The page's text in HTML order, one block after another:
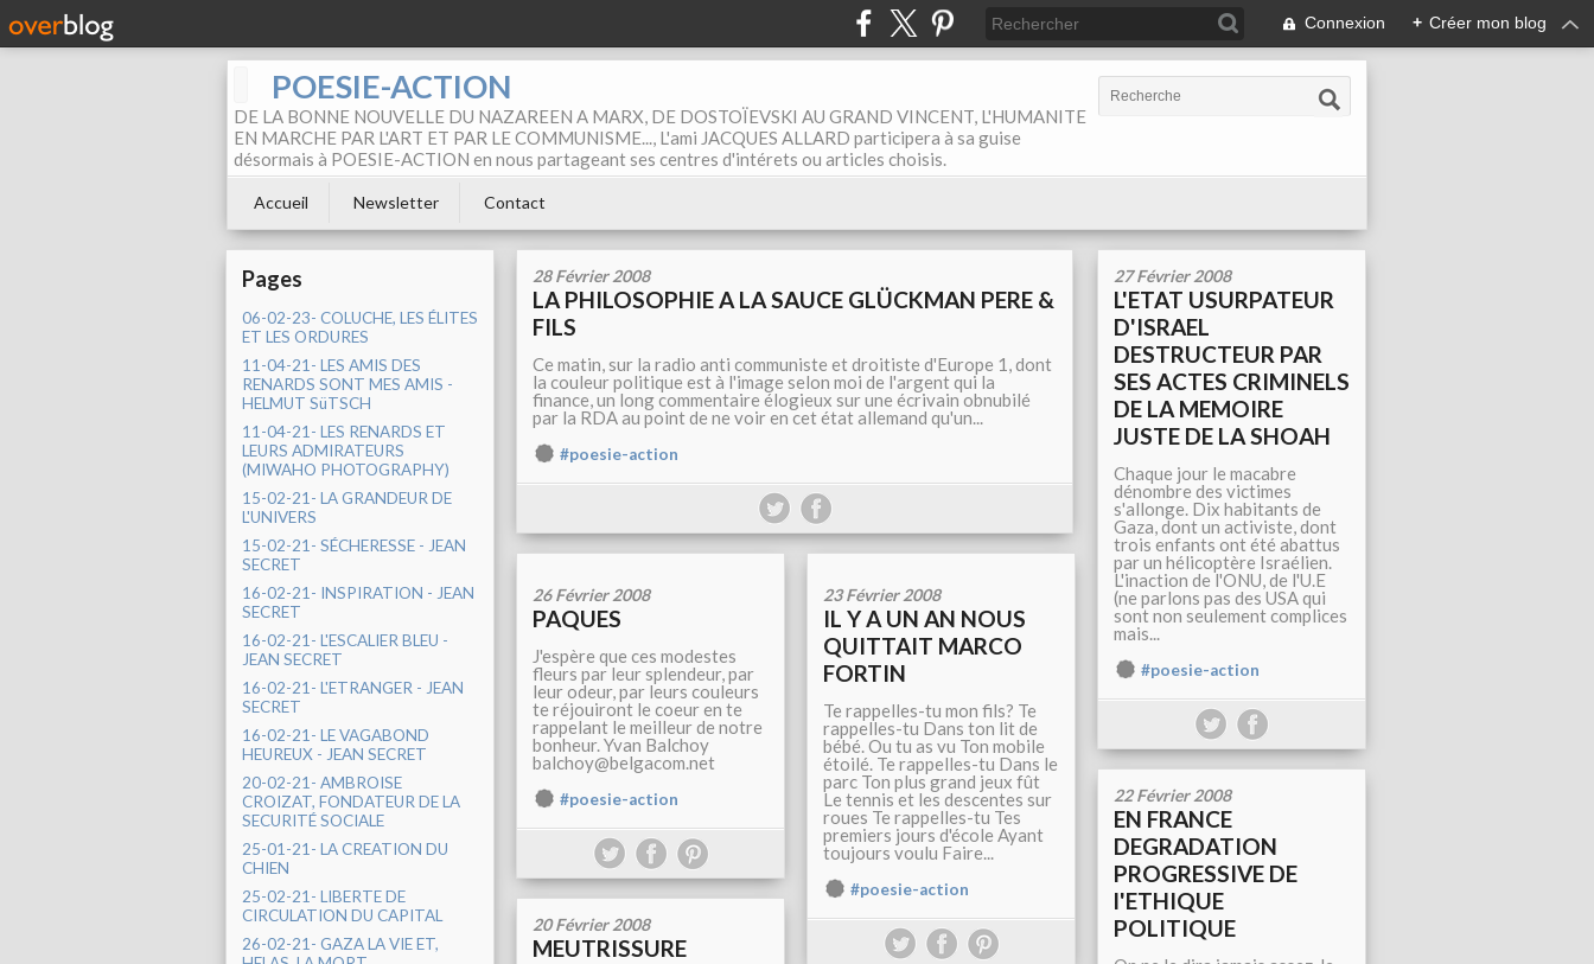
Connexion + Créer mon blog
POESIE-ACTION
DE LA BONNE NOUVELLE DU NAZAREEN A MARX, DE DOSTOÏEVSKI AU GRAND VINCENT, L'HUMANITE
EN MARCHE PAR L'ART ET PAR LE COMMUNISME..., L'ami JACQUES ALLARD participera à sa guise
désormais à POESIE-ACTION en nous partageant ses centres d'intérets ou articles choisis.
Accueil Newsletter Contact
Pages
06-02-23- COLUCHE, LES ÉLITES
ET LES ORDURES
11-04-21- LES AMIS DES
RENARDS SONT MES AMIS -
HELMUT SüTSCH
11-04-21- LES RENARDS ET
LEURS ADMIRATEURS
(MIWAHO PHOTOGRAPHY)
15-02-21- LA GRANDEUR DE
L'UNIVERS
15-02-21- SÉCHERESSE - JEAN
SECRET
16-02-21- INSPIRATION - JEAN
SECRET
16-02-21- L'ESCALIER BLEU -
JEAN SECRET
16-02-21- L'ETRANGER - JEAN
SECRET
16-02-21- LE VAGABOND
HEUREUX - JEAN SECRET
20-02-21- AMBROISE
CROIZAT, FONDATEUR DE LA
SECURITÉ SOCIALE
25-01-21- LA CREATION DU
CHIEN
25-02-21- LIBERTE DE
CIRCULATION DU CAPITAL
26-02-21- GAZA LA VIE ET,
28 Février 2008
LA PHILOSOPHIE A LA SAUCE GLÜCKMAN PERE &
FILS
Ce matin, sur la radio anti communiste et droitiste d'Europe 1, dont
la couleur politique est à l'image selon moi de l'argent qui la
finance, un long commentaire élogieux sur une écrivain obnubilé
par la RDA au point de ne voir en cet état allemand qu'un...
#poesie-action
27 Février 2008
L'ETAT USURPATEUR
D'ISRAEL
DESTRUCTEUR PAR
SES ACTES CRIMINELS
DE LA MEMOIRE
JUSTE DE LA SHOAH
Chaque jour le macabre
dénombre des victimes
s'allonge. Dix habitants de
Gaza, dont un activiste, dont
trois enfants ont été abattus
par un hélicoptère Israélien.
L'inaction de l'ONU, de l'U.E
(ne parlons pas des USA qui
sont non seulement complices
mais...
#poesie-action
26 Février 2008
PAQUES
J'espère que ces modestes
fleurs par leur splendeur, par
leur odeur, par leurs couleurs
te réjouiront le coeur en te
rappelant le meilleur de notre
bonheur. Yvan Balchoy
balchoy@belgacom.net
#poesie-action
23 Février 2008
IL Y A UN AN NOUS
QUITTAIT MARCO
FORTIN
Te rappelles-tu mon fils? Te
rappelles-tu Dans ton lit de
bébé. Ou tu as vu Ton mobile
étoilé. Te rappelles-tu Dans le
parc Ton plus grand jeux fût
Le tennis et les descentes sur
roues Te rappelles-tu Tes
premiers jours d'école Ayant
toujours voulu Faire...
#poesie-action
22 Février 2008
EN FRANCE
DEGRADATION
PROGRESSIVE DE
l'ETHIQUE
POLITIQUE
20 Février 2008
MEUTRISSURE